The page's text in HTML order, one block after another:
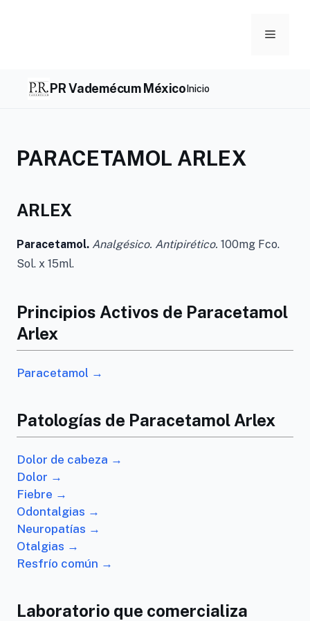
Menu
PR Vademécum MéxicoInicio
PARACETAMOL ARLEX
ARLEX
Paracetamol. Analgésico. Antipirético. 100mg Fco.
Sol. x 15ml.
Principios Activos de Paracetamol
Arlex
Paracetamol →
Patologías de Paracetamol Arlex
Dolor de cabeza →
Dolor →
Fiebre →
Odontalgias →
Neuropatías →
Otalgias →
Resfrío común →
Laboratorio que comercializa